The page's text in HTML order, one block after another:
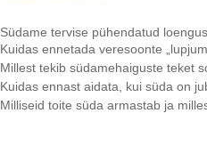
Südame tervise pühendatud
Kuidas ennetada veresoonte
Millest tekib südamehaiguste teket
Kuidas ennast aidata, kui süda on
Milliseid toite süda armastab ja